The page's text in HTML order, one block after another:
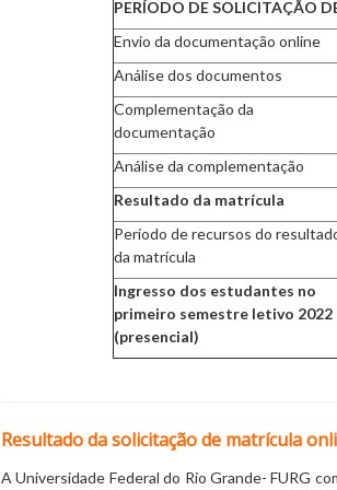
PERÍODO DE SOLICITAÇÃO
Envio da documentação online
Análise dos documentos
Complementação da
documentação
Análise da complementação
Resultado da matrícula
Período de recursos do
da matrícula
Ingresso dos estudantes no
primeiro semestre letivo 2022
(presencial)
Resultado da solicitação de matrícula
A Universidade Federal do Rio Grande- FURG